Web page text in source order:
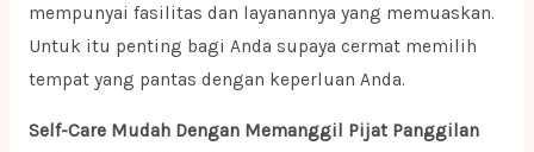
mempunyai fasilitas dan layanannya yang memuaskan.
Untuk itu penting bagi Anda supaya cermat memilih
tempat yang pantas dengan keperluan Anda.
Self-Care Mudah Dengan Memanggil Pijat Panggilan